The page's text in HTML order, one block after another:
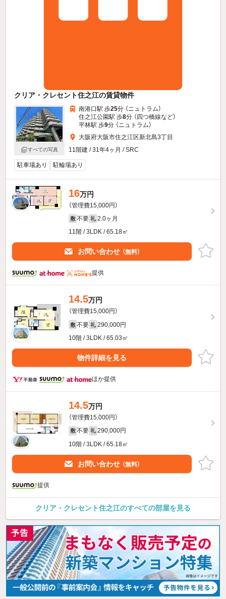
クリア・クレセント住之江の賃貸物件
すべての写真
南港口駅 歩25分 （ニュトラム）
住之江公園駅 歩8分 （四つ橋線など）
平林駅 歩9分 （ニュトラム）
大阪府大阪市住之江区新北島3丁目
11階建 / 31年4ヶ月 / SRC
駐車場あり 駐輪場あり
16万円
（管理費15,000円）
敷 不要 礼 2.0ヶ月
11階 / 3LDK / 65.18㎡
お問い合わせ （無料）
提供
14.5万円
（管理費15,000円）
敷 不要 礼 290,000円
10階 / 3LDK / 65.03㎡
物件詳細を見る
ほか提供
14.5万円
（管理費15,000円）
敷 不要 礼 290,000円
10階 / 3LDK / 65.18㎡
お問い合わせ （無料）
提供
クリア・クレセント住之江のすべての部屋を見る